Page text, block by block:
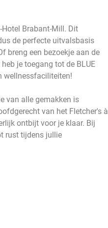
Brabant-Mill. Dit
de perfecte uitvalsbasis
breng een bezoekje aan de
je toegang tot de BLUE
wellnessfaciliteiten!
van alle gemakken is
van het Fletcher's à
ontbijt voor je klaar. Bij
rust tijdens jullie